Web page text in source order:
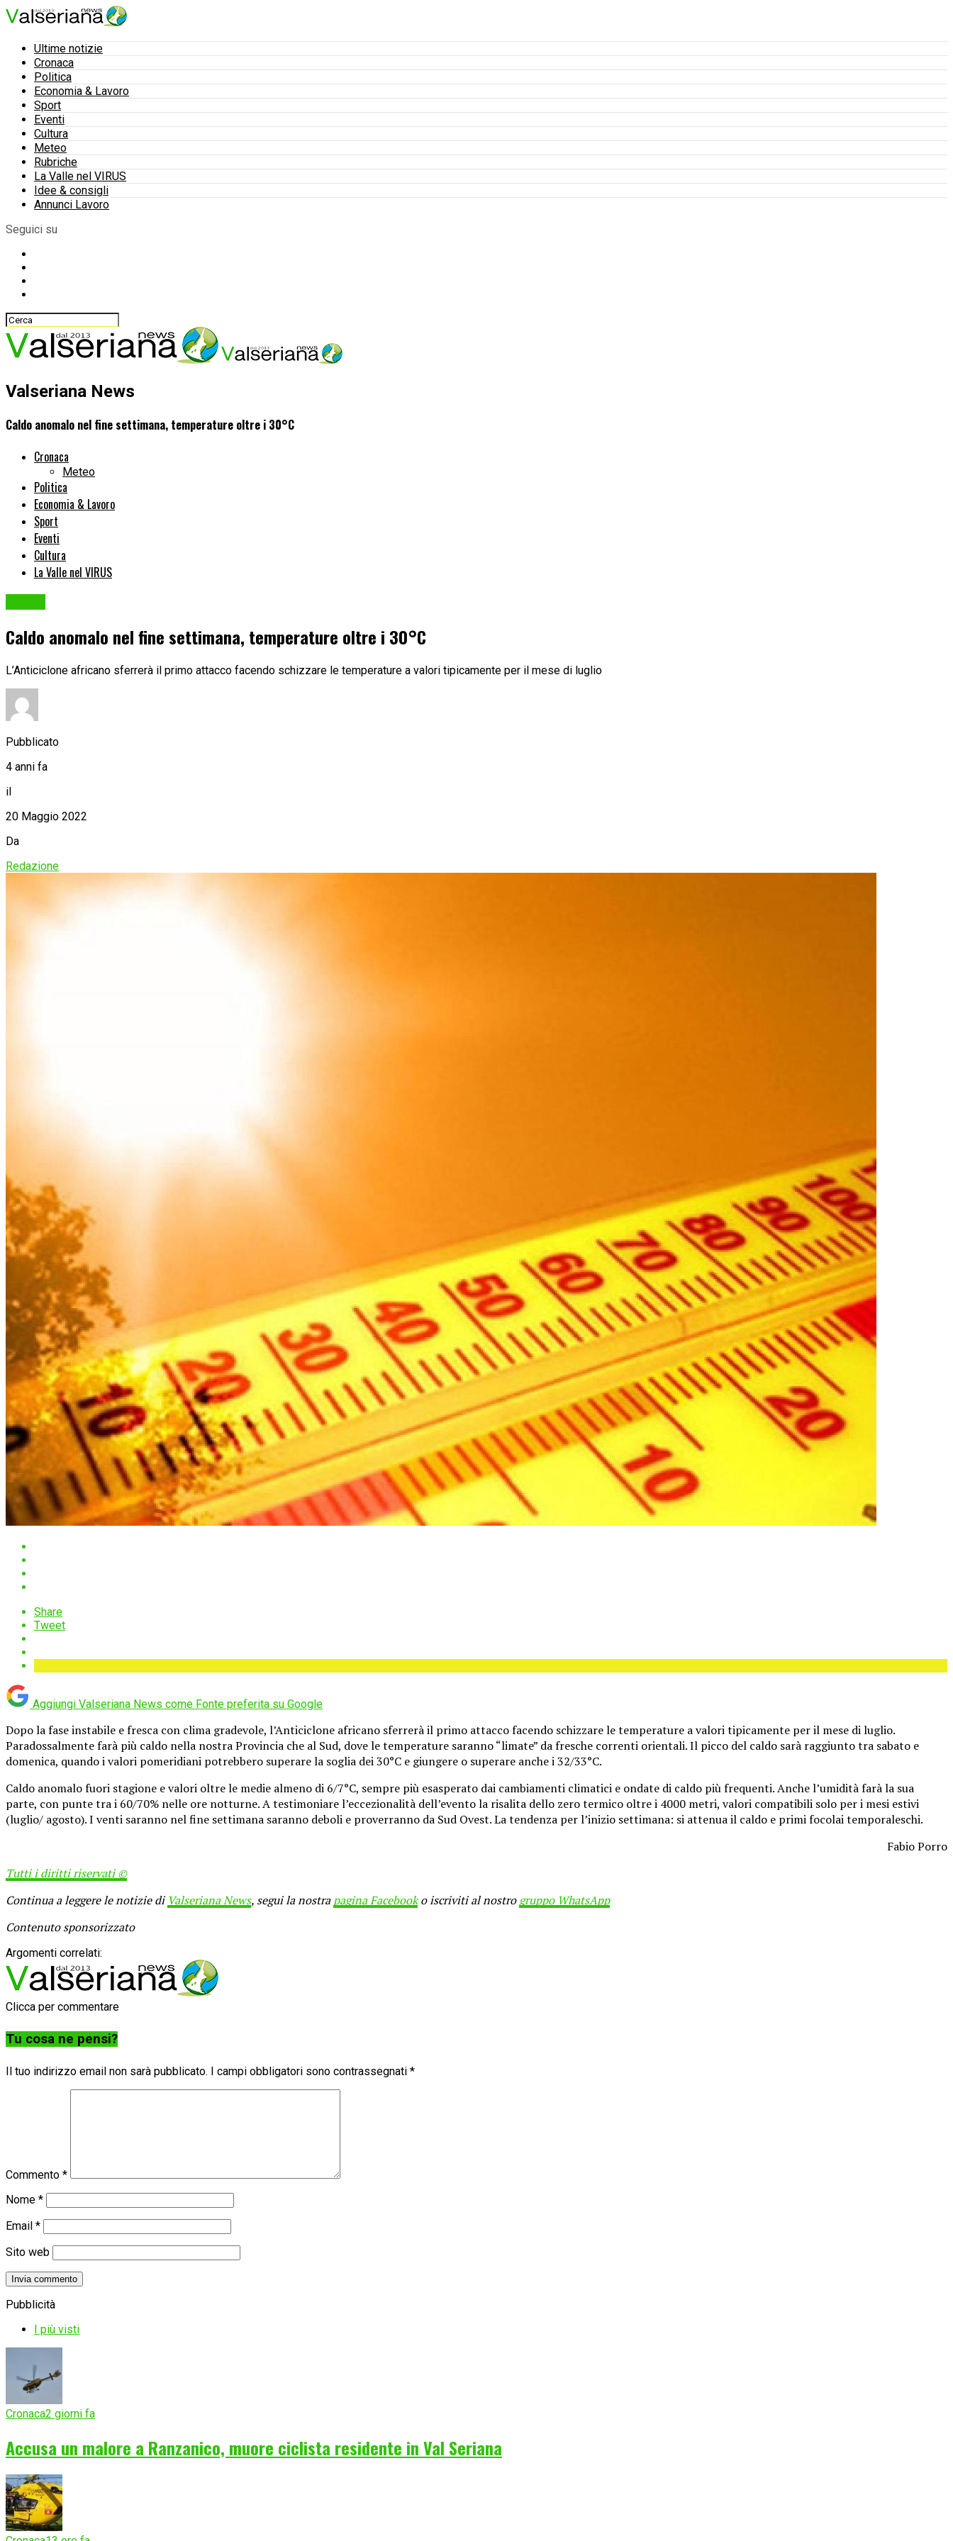
Ultime notizie
Cronaca
Politica
Economia & Lavoro
Sport
Eventi
Cultura
Meteo
Rubriche
La Valle nel VIRUS
Idee & consigli
Annunci Lavoro
Seguici su
Valseriana News
Caldo anomalo nel fine settimana, temperature oltre i 30°C
Cronaca
Meteo
Politica
Economia & Lavoro
Sport
Eventi
Cultura
La Valle nel VIRUS
Caldo anomalo nel fine settimana, temperature oltre i 30°C
L’Anticiclone africano sferrerà il primo attacco facendo schizzare le temperature a valori tipicamente per il mese di luglio
Pubblicato
4 anni fa
il
20 Maggio 2022
Da
Redazione
Share
Tweet
Aggiungi Valseriana News come Fonte preferita su Google
Dopo la fase instabile e fresca con clima gradevole, l’Anticiclone africano sferrerà il primo attacco facendo schizzare le temperature a valori tipicamente per il mese di luglio.
Paradossalmente farà più caldo nella nostra Provincia che al Sud, dove le temperature saranno “limate” da fresche correnti orientali. Il picco del caldo sarà raggiunto tra sabato e
domenica, quando i valori pomeridiani potrebbero superare la soglia dei 30°C e giungere o superare anche i 32/33°C.
Caldo anomalo fuori stagione e valori oltre le medie almeno di 6/7°C, sempre più esasperato dai cambiamenti climatici e ondate di caldo più frequenti. Anche l’umidità farà la sua
parte, con punte tra i 60/70% nelle ore notturne. A testimoniare l’eccezionalità dell’evento la risalita dello zero termico oltre i 4000 metri, valori compatibili solo per i mesi estivi
(luglio/ agosto). I venti saranno nel fine settimana saranno deboli e proverranno da Sud Ovest. La tendenza per l’inizio settimana: si attenua il caldo e primi focolai temporaleschi.
Fabio Porro
Tutti i diritti riservati ©
Continua a leggere le notizie di Valseriana News, segui la nostrapagina Facebooko iscriviti al nostrogruppo WhatsApp
Contenuto sponsorizzato
Argomenti correlati:
Clicca per commentare
Tu cosa ne pensi?
Il tuo indirizzo email non sarà pubblicato. I campi obbligatori sono contrassegnati *
Commento *
Nome *
Email *
Sito web
Pubblicità
I più visti
Cronaca2 giorni fa
Accusa un malore a Ranzanico, muore ciclista residente in Val Seriana